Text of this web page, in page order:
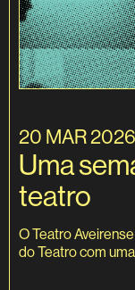
20 MAR 2026
Uma
teatro
O Teatro
do Teatro com